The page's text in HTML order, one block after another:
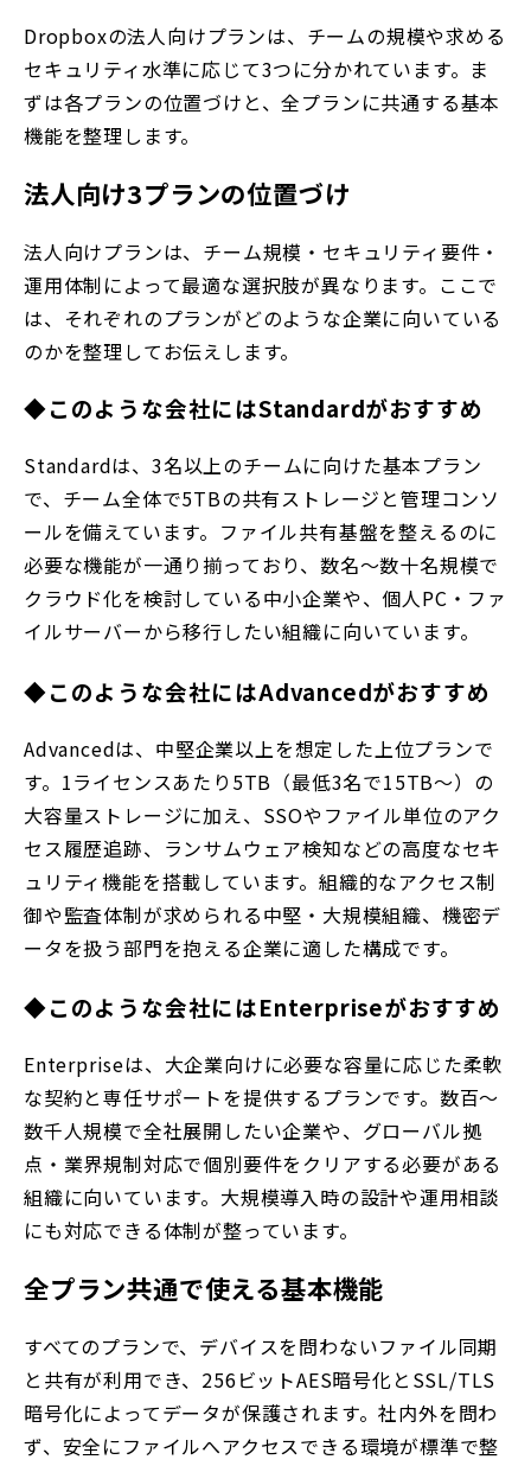
Dropboxの法人向けプランは、チームの規模や求める
セキュリティ水準に応じて3つに分かれています。ま
ずは各プランの位置づけと、全プランに共通する基本
機能を整理します。
法人向け3プランの位置づけ
法人向けプランは、チーム規模・セキュリティ要件・
運用体制によって最適な選択肢が異なります。ここで
は、それぞれのプランがどのような企業に向いている
のかを整理してお伝えします。
◆このような会社にはStandardがおすすめ
Standardは、3名以上のチームに向けた基本プラン
で、チーム全体で5TBの共有ストレージと管理コンソ
ールを備えています。ファイル共有基盤を整えるのに
必要な機能が一通り揃っており、数名〜数十名規模で
クラウド化を検討している中小企業や、個人PC・ファ
イルサーバーから移行したい組織に向いています。
◆このような会社にはAdvancedがおすすめ
Advancedは、中堅企業以上を想定した上位プランで
す。1ライセンスあたり5TB（最低3名で15TB〜）の
大容量ストレージに加え、SSOやファイル単位のアク
セス履歴追跡、ランサムウェア検知などの高度なセキ
ュリティ機能を搭載しています。組織的なアクセス制
御や監査体制が求められる中堅・大規模組織、機密デ
ータを扱う部門を抱える企業に適した構成です。
◆このような会社にはEnterpriseがおすすめ
Enterpriseは、大企業向けに必要な容量に応じた柔軟
な契約と専任サポートを提供するプランです。数百〜
数千人規模で全社展開したい企業や、グローバル拠
点・業界規制対応で個別要件をクリアする必要がある
組織に向いています。大規模導入時の設計や運用相談
にも対応できる体制が整っています。
全プラン共通で使える基本機能
すべてのプランで、デバイスを問わないファイル同期
と共有が利用でき、256ビットAES暗号化とSSL/TLS
暗号化によってデータが保護されます。社内外を問わ
ず、安全にファイルへアクセスできる環境が標準で整